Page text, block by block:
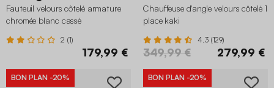
Fauteuil velours côtelé armature
chromée blanc cassé
2 (1)
179,99 €
Chauffeuse d'angle velours côtelé 1
place kaki
4.3 (129)
349,99 € 279,99 €
BON PLAN -20% BON PLAN -20%